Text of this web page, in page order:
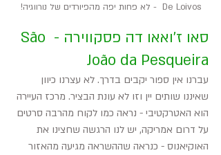
De Loivos  - לא פחות יפה מהפיורדים של נורווגיה!
סאו ז'ואאו דה פסקווירה - São
João da Pesqueira
עברנו אין ספור יקבים בדרך. לא עצרנו כיוון
שאיננו שותים יין וזו לא עונת הבציר. מרכז העיירה
הוא האטרקטיבי - נראה כמו לקוח מהרבה סרטים
על דרום אמריקה, יש לנו הרגשה שחצינו את
האוקיאנוס - כנראה שההשראה מגיעה מהאזור